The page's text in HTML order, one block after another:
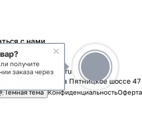
с нами
363-70-19
vanna@yandex.ru
Митино, улица Пятницкое шоссе 47
Темная тема КонфиденциальностьОферта
получите
заказа через